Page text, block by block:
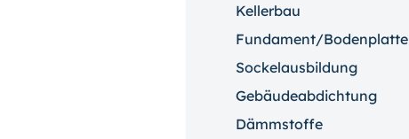
Kellerbau
Fundament/Bodenplatte
Sockelausbildung
Gebäudeabdichtung
Dämmstoffe